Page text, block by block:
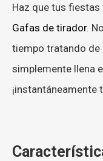
Haz que tus
Gafas de tirador.
tiempo tratando
simplemente llena
¡instantáneamente